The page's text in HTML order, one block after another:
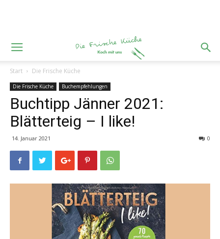
Start Die Frische Küche
Die Frische Küche Buchempfehlungen
Buchtipp Jänner 2021:
Blätterteig – I like!
14. Januar 2021 0